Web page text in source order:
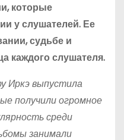
которые
у слушателей. Ее
судьбе и
каждого слушателя.
Иркэ выпустила
получили огромное
среди
занимали